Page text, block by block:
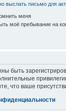
выслать письмо для
меня
моё пребывание на
быть
что ваше